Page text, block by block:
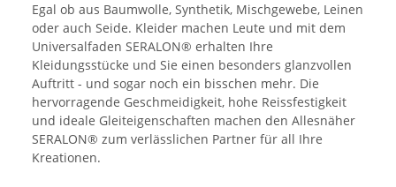
Egal ob aus Baumwolle, Synthetik, Mischgewebe, Leinen
oder auch Seide. Kleider machen Leute und mit dem
Universalfaden SERALON® erhalten Ihre
Kleidungsstücke und Sie einen besonders glanzvollen
Auftritt - und sogar noch ein bisschen mehr. Die
hervorragende Geschmeidigkeit, hohe Reissfestigkeit
und ideale Gleiteigenschaften machen den Allesnäher
SERALON® zum verlässlichen Partner für all Ihre
Kreationen.